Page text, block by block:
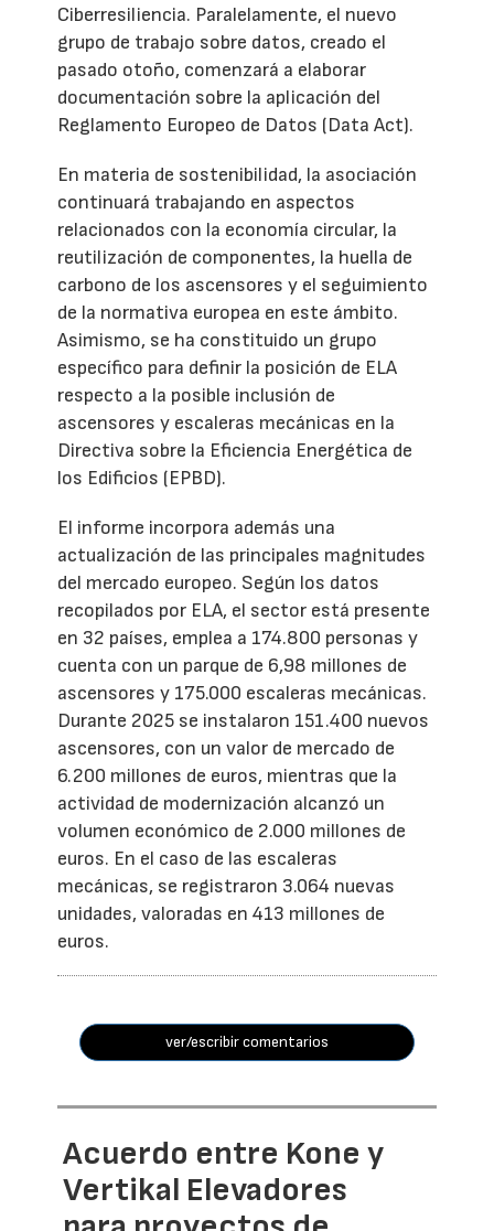
Ciberresiliencia. Paralelamente, el nuevo
grupo de trabajo sobre datos, creado el
pasado otoño, comenzará a elaborar
documentación sobre la aplicación del
Reglamento Europeo de Datos (Data Act).
En materia de sostenibilidad, la asociación
continuará trabajando en aspectos
relacionados con la economía circular, la
reutilización de componentes, la huella de
carbono de los ascensores y el seguimiento
de la normativa europea en este ámbito.
Asimismo, se ha constituido un grupo
específico para definir la posición de ELA
respecto a la posible inclusión de
ascensores y escaleras mecánicas en la
Directiva sobre la Eficiencia Energética de
los Edificios (EPBD).
El informe incorpora además una
actualización de las principales magnitudes
del mercado europeo. Según los datos
recopilados por ELA, el sector está presente
en 32 países, emplea a 174.800 personas y
cuenta con un parque de 6,98 millones de
ascensores y 175.000 escaleras mecánicas.
Durante 2025 se instalaron 151.400 nuevos
ascensores, con un valor de mercado de
6.200 millones de euros, mientras que la
actividad de modernización alcanzó un
volumen económico de 2.000 millones de
euros. En el caso de las escaleras
mecánicas, se registraron 3.064 nuevas
unidades, valoradas en 413 millones de
euros.
ver/escribir comentarios
Acuerdo entre Kone y
Vertikal Elevadores